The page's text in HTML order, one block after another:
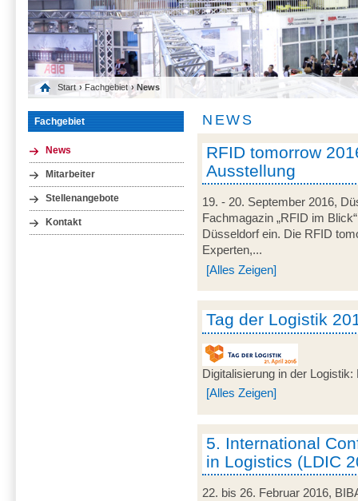
Start › Fachgebiet › News
Fachgebiet
News
Mitarbeiter
Stellenangebote
Kontakt
NEWS
RFID tomorrow
Ausstellung
19. - 20. September 2016,
Fachmagazin „RFID im
Düsseldorf ein. Die RFID
Experten,...
[Alles Zeigen]
Tag der Logistik
Digitalisierung in der
[Alles Zeigen]
5. International
in Logistics (LDIC
22. bis 26. Februar 2016,